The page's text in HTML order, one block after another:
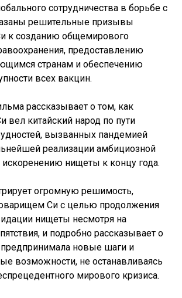
сотрудничества в борьбе с
решительные призывы
к созданию общемирового
предоставлению
странам и обеспечению
всех вакцин.
рассказывает о том, как
вел китайский народ по пути
вызванных пандемией
реализации амбициозной
нищеты к концу года.
огромную решимость,
Си с целью продолжения
нищеты несмотря на
и подробно рассказывает о
предпринимала новые шаги и
возможности, не останавливаясь
мирового кризиса.